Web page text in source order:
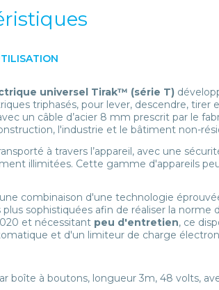
universel Tirak™ (série T)
triphasés, pour lever, descendre,
un câble d’acier 8 mm prescrit par le
l'industrie et le bâtiment non-
à travers l’appareil‚ avec une
illimitées. Cette gamme d'appareils
combinaison d'une technologie
sophistiquées afin de réaliser la
et nécessitant peu d'entretien, ce
et d'un limiteur de charge
boîte à boutons, longueur 3m, 48 volts,